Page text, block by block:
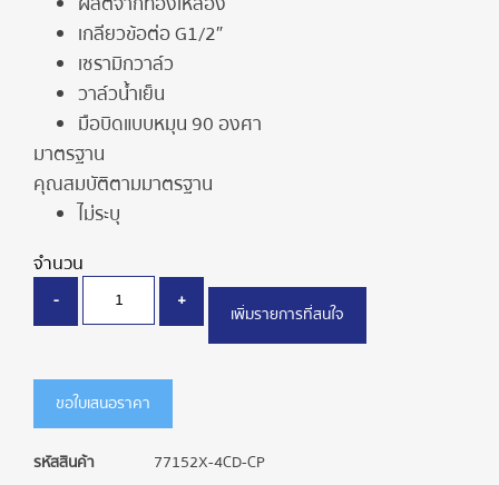
เกลียวข้อต่อ G1/2″
เซรามิกวาล์ว
วาล์วน้ำเย็น
มือบิดแบบหมุน 90 องศา
มาตรฐาน
คุณสมบัติตามมาตรฐาน
ไม่ระบุ
จำนวน
- +
เพิ่มรายการที่สนใจ
ขอใบเสนอราคา
รหัสสินค้า
77152X-4CD-CP